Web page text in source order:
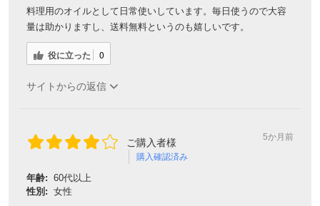
料理用のオイルとして日常使いしています。毎日使うので大容
量は助かりますし、送料無料というのも嬉しいです。
役に立った 0
サイトからの返信
ご購入者様
購入確認済み
5か月前
年齢: 60代以上
性別: 女性